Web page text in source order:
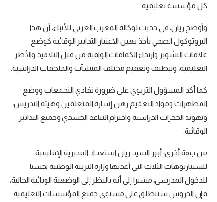
كل مؤسسة تعليمية.
وأوضح ريان، في حديث لوكالة المغرب العربي للأنباء، أن هذا
البروتوكول الصحي يأخذ بعين الاعتبار التدابير الوقائية كوضع
علامات التشوير وارتداء الكمامات الواقية من قبل التلاميذ والأطر
التعليمية، وتنظيف وتعقيم مختلف المنشآت والملحقات الدراسية.
كما أكد المسؤول التربوي على ضرورة تفادي التجمعات ووضع
المطهرات ومواد التعقيم رهن إشارة المتعلمين وهيئة التدريس،
وتهوية الحجرات الدراسية واحترام التباعد الجسدي وجميع التدابير
الوقائية.
من جهة أخرى، أبرز السيد ريان استعداد المديرية الإقليمية
للسيناريوهات الثلاث التي أعدتها وزارة التربية الوطنية تحسبا
للدخول المدرسي، مشيرا إلى أنه بالنظر إلى الوضعية الوبائية الحالية،
فإن الدروس ستنطلق على مستوى جميع المؤسسات التعليمية